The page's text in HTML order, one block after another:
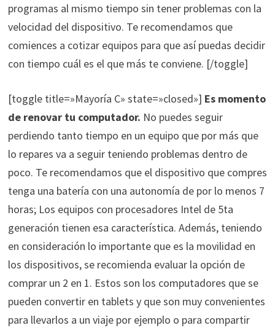
programas al mismo tiempo sin tener problemas con la
velocidad del dispositivo. Te recomendamos que
comiences a cotizar equipos para que así puedas decidir
con tiempo cuál es el que más te conviene. [/toggle]
[toggle title=»Mayoría C» state=»closed»] Es momento
de renovar tu computador. No puedes seguir
perdiendo tanto tiempo en un equipo que por más que
lo repares va a seguir teniendo problemas dentro de
poco. Te recomendamos que el dispositivo que compres
tenga una batería con una autonomía de por lo menos 7
horas; Los equipos con procesadores Intel de 5ta
generación tienen esa característica. Además, teniendo
en consideración lo importante que es la movilidad en
los dispositivos, se recomienda evaluar la opción de
comprar un 2 en 1. Estos son los computadores que se
pueden convertir en tablets y que son muy convenientes
para llevarlos a un viaje por ejemplo o para compartir